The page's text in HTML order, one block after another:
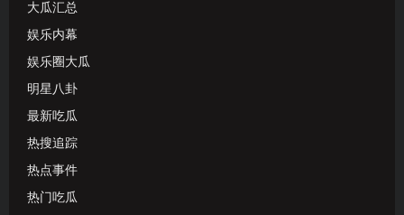
大瓜汇总
娱乐内幕
娱乐圈大瓜
明星八卦
最新吃瓜
热搜追踪
热点事件
热门吃瓜